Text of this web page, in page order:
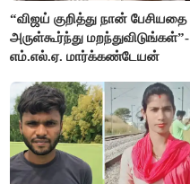
“விஜய் குறித்து நான் பேசியதை
அருள்கூர்ந்து மறந்துவிடுங்கள்”-
எம்.எல்.ஏ. மார்க்கண்டேயன்